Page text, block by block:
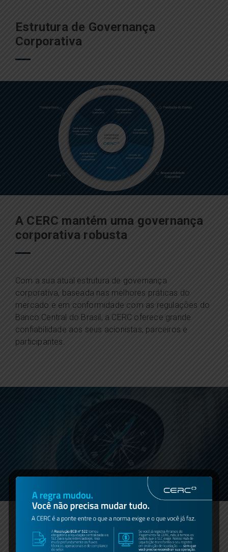
Estrutura de Governança
Corporativa
A CERC mantém uma governança
corporativa robusta
Com a sua atual estrutura de governança
corporativa, baseada nas melhores práticas do
mercado e em conformidade com as regulações do
Banco Central do Brasil, a CERC oferece grande
confiabilidade aos seus acionistas, parceiros e
participantes.
O impacto social é inegociável